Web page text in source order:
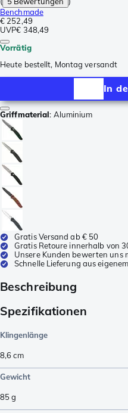
Benchmade
€ 252,49
UVP€ 348,49
Vorrätig
Heute bestellt, Montag versandt
In
Griffmaterial: Aluminium
Gratis Versand ab € 50
Gratis Retoure innerhalb von
Unsere Kunden bewerten uns
Schnelle Lieferung aus
Beschreibung
Spezifikationen
Klingenlänge
8,6cm
Gewicht
85g